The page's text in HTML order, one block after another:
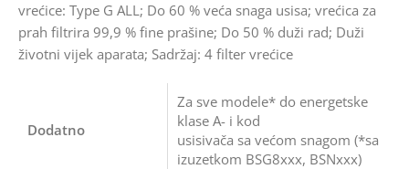
vrećice: Type G ALL; Do 60 % veća snaga usisa; vrećica za
prah filtrira 99,9 % fine prašine; Do 50 % duži rad; Duži
životni vijek aparata; Sadržaj: 4 filter vrećice
Dodatno
Za sve modele* do energetske
klase A- i kod
usisivača sa većom snagom (*sa
izuzetkom BSG8xxx, BSNxxx)